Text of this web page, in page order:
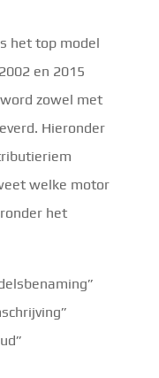
het top model
en 2015
zowel met
Hieronder
welke motor
het